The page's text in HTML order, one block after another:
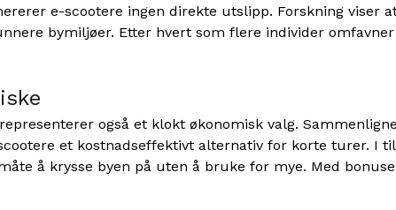
e-scootere ingen direkte utslipp. Forskning
bymiljøer. Etter hvert som flere individer
også et klokt økonomisk valg.
et kostnadseffektivt alternativ for korte turer. I
å krysse byen på uten å bruke for mye. Med